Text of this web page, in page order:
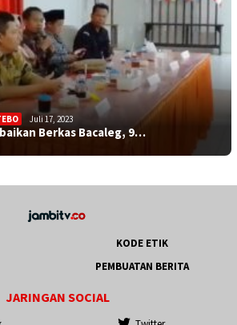
Juli 17, 2023
Berkas Bacaleg, 9…
KODE ETIK
PEMBUATAN BERITA
JARINGAN SOCIAL